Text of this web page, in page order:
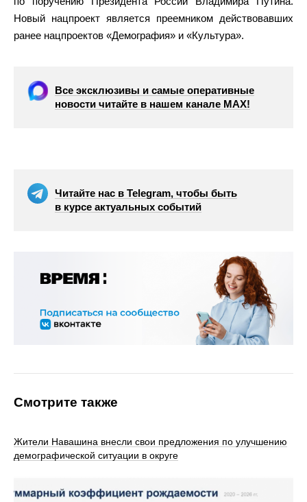
Новый нацпроект является преемником действовавших
ранее нацпроектов «Демография» и «Культура».
Все эксклюзивы и самые оперативные
новости читайте в нашем канале МАХ!
Читайте нас в Telegram, чтобы быть
в курсе актуальных событий
Смотрите также
Жители Навашина внесли свои предложения по улучшению
демографической ситуации в округе